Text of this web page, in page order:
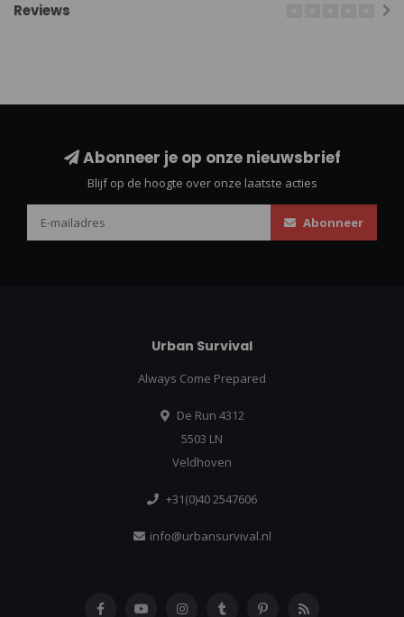
Reviews
Abonneer je op onze nieuwsbrief
Blijf op de hoogte over onze laatste acties
Abonneer
Urban Survival
Always Come Prepared
De Run 4312
5503 LN
Veldhoven
+31(0)40 2547606
info@urbansurvival.nl